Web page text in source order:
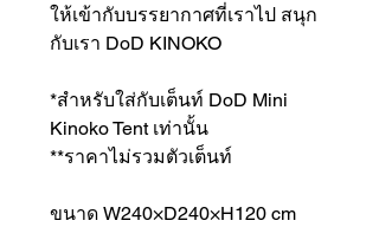
ให้เข้ากับบรรยากาศที่เราไป สนุก
กับเรา DoD KINOKO
*สำหรับใส่กับเต็นท์ DoD Mini
Kinoko Tent เท่านั้น
**ราคาไม่รวมตัวเต็นท์
ขนาด W240×D240×H120 cm